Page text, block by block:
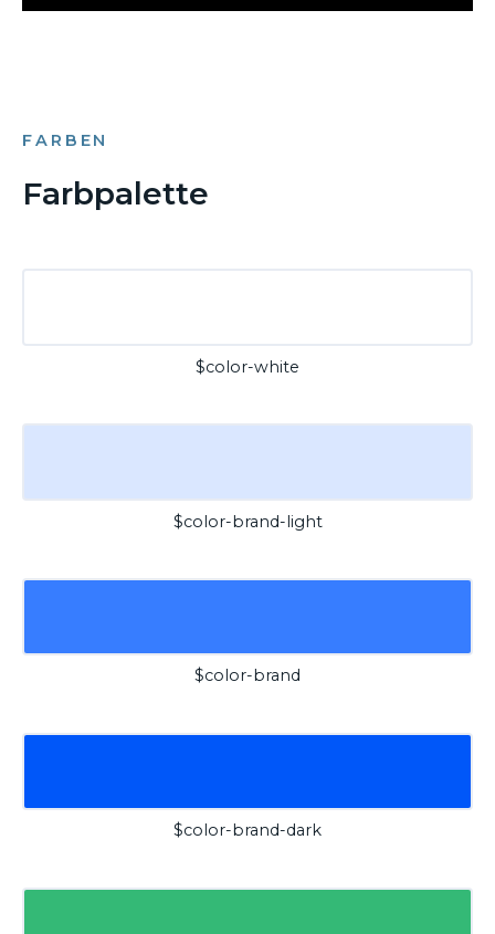
FARBEN
Farbpalette
$color-white
$color-brand-light
$color-brand
$color-brand-dark